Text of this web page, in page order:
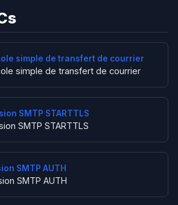
simple de transfert de courrier
simple de transfert de courrier
SMTP STARTTLS
SMTP STARTTLS
SMTP AUTH
SMTP AUTH